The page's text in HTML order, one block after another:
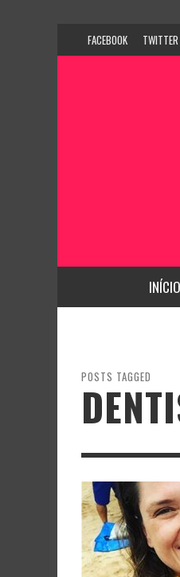
FACEBOOK TWITTER
INÍCIO
POSTS TAGGED